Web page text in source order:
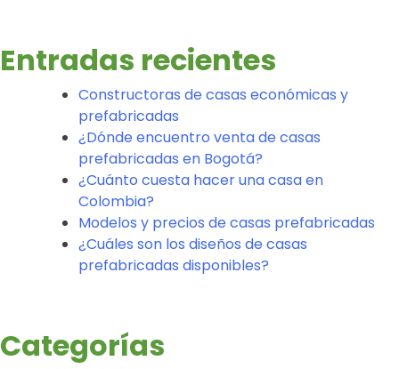
Entradas recientes
Constructoras de casas económicas y
prefabricadas
¿Dónde encuentro venta de casas
prefabricadas en Bogotá?
¿Cuánto cuesta hacer una casa en
Colombia?
Modelos y precios de casas prefabricadas
¿Cuáles son los diseños de casas
prefabricadas disponibles?
Categorías